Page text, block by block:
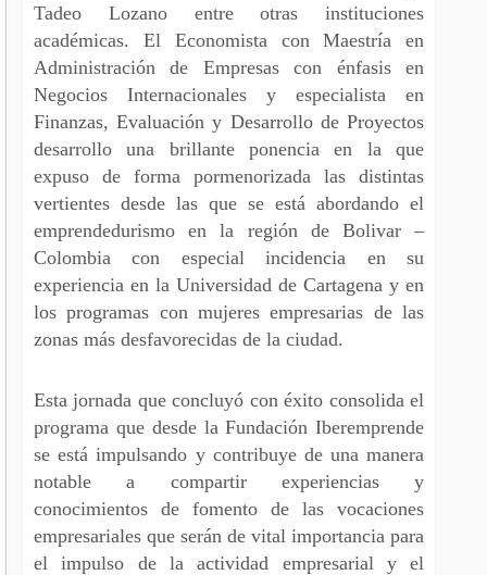
Tadeo Lozano entre otras instituciones
académicas. El Economista con Maestría en
Administración de Empresas con énfasis en
Negocios Internacionales y especialista en
Finanzas, Evaluación y Desarrollo de Proyectos
desarrollo una brillante ponencia en la que
expuso de forma pormenorizada las distintas
vertientes desde las que se está abordando el
emprendedurismo en la región de Bolivar –
Colombia con especial incidencia en su
experiencia en la Universidad de Cartagena y en
los programas con mujeres empresarias de las
zonas más desfavorecidas de la ciudad.
Esta jornada que concluyó con éxito consolida el
programa que desde la Fundación Iberemprende
se está impulsando y contribuye de una manera
notable a compartir experiencias y
conocimientos de fomento de las vocaciones
empresariales que serán de vital importancia para
el impulso de la actividad empresarial y el